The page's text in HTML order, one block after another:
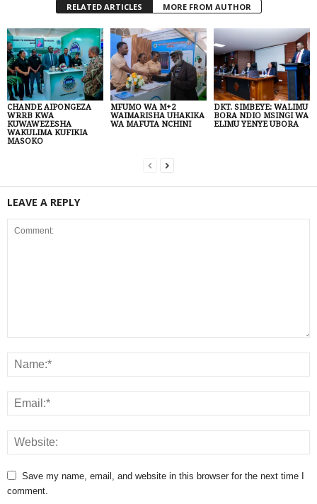
RELATED ARTICLES MORE FROM AUTHOR
CHANDE AIPONGEZA
WRRB KWA
KUWAWEZESHA
WAKULIMA KUFIKIA
MASOKO
MFUMO WA M+2
WAIMARISHA UHAKIKA
WA MAFUTA NCHINI
DKT. SIMBEYE: WALIMU
BORA NDIO MSINGI WA
ELIMU YENYE UBORA
LEAVE A REPLY
Save my name, email, and website in this browser for the next time I
comment.